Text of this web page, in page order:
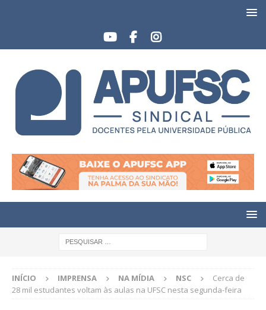
INÍCIO IMPRENSA NA MÍDIA NSC
Cerca de
28 mil estudantes voltam às aulas na UFSC nesta segunda-feira